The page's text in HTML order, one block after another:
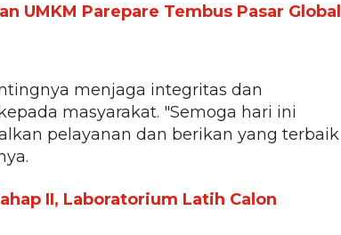
UMKM Parepare Tembus Pasar Global
menjaga integritas dan
masyarakat. "Semoga hari ini
pelayanan dan berikan yang terbaik
II, Laboratorium Latih Calon